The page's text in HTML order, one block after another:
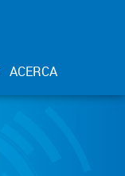
ACERCA